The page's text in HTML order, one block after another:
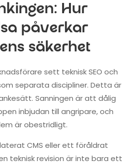
Hur
påverkar
säkerhet
sett teknisk SEO och
separata discipliner. Detta är
Sanningen är att dålig
inbjudan till angripare, och
är obestridligt.
CMS eller ett föråldrat
teknisk revision är inte bara ett